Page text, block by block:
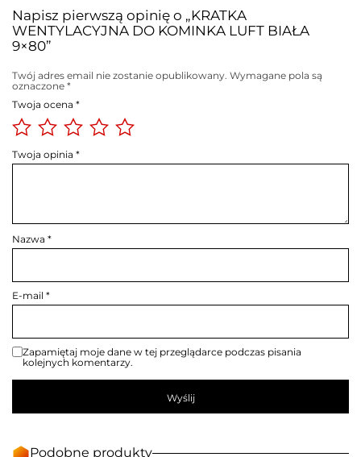
Napisz pierwszą opinię o „KRATKA
WENTYLACYJNA DO KOMINKA LUFT BIAŁA
9×80”
Twój adres email nie zostanie opublikowany. Wymagane pola są
oznaczone *
Twoja ocena *
Twoja opinia *
Nazwa *
E-mail *
Zapamiętaj moje dane w tej przeglądarce podczas pisania
kolejnych komentarzy.
Podobne produkty